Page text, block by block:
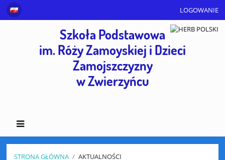
LOGOWANIE
Szkoła Podstawowa
im. Róży Zamoyskiej i Dzieci
Zamojszczyzny
w Zwierzyńcu
STRONA GŁÓWNA / AKTUALNOŚCI